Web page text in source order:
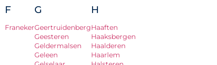
F
Franeker
G
Geertruidenberg
Geesteren
Geldermalsen
Geleen
H
Haaften
Haaksbergen
Haalderen
Haarlem